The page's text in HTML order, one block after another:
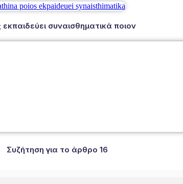
εκπαιδεύει συναισθηματικά ποιον
Συζήτηση για το άρθρο 16